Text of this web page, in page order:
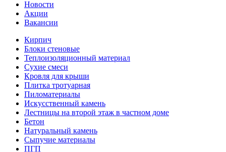
Новости
Акции
Вакансии
Кирпич
Блоки стеновые
Теплоизоляционный материал
Сухие смеси
Кровля для крыши
Плитка тротуарная
Пиломатериалы
Искусственный камень
Лестницы на второй этаж в частном доме
Бетон
Натуральный камень
Сыпучие материалы
ПГП